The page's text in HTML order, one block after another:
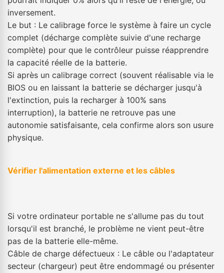
inversement.
Le but : Le calibrage force le système à faire un cycle
complet (décharge complète suivie d'une recharge
complète) pour que le contrôleur puisse réapprendre
la capacité réelle de la batterie.
Si après un calibrage correct (souvent réalisable via le
BIOS ou en laissant la batterie se décharger jusqu'à
l'extinction, puis la recharger à 100% sans
interruption), la batterie ne retrouve pas une
autonomie satisfaisante, cela confirme alors son usure
physique.
Vérifier l'alimentation externe et les câbles
Si votre ordinateur portable ne s'allume pas du tout
lorsqu'il est branché, le problème ne vient peut-être
pas de la batterie elle-même.
Câble de charge défectueux : Le câble ou l'adaptateur
secteur (chargeur) peut être endommagé ou présenter